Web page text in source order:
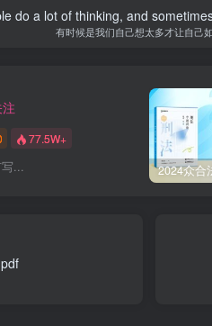
do a lot of thinking, and
有时候是我们自己想太多才让自己
77.5W+
...